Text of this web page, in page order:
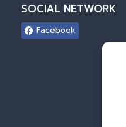
SOCIAL NETWORK
Facebook